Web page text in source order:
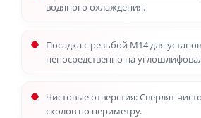
водяного охлаждения.
Посадка с резьбой М14 для
непосредственно на
Чистовые отверстия: Сверлят
сколов по периметру.